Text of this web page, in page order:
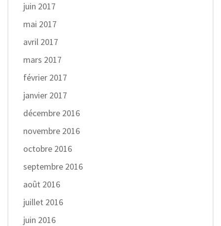
juin 2017
mai 2017
avril 2017
mars 2017
février 2017
janvier 2017
décembre 2016
novembre 2016
octobre 2016
septembre 2016
août 2016
juillet 2016
juin 2016